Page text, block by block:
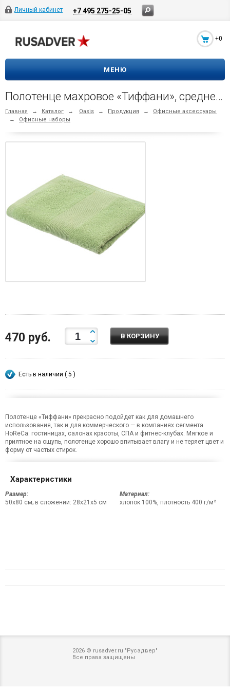
Личный кабинет +7 495 275-25-05
+0
МЕНЮ
Полотенце махровое «Тиффани», среднее, зеленое, (фисташковый)
Главная → Каталог → Oasis → Продукция →
Офисные аксессуары
→
Офисные наборы
470 руб. В КОРЗИНУ
Есть в наличии ( 5 )
Полотенце «Тиффани» прекрасно подойдет как для домашнего
использования, так и для коммерческого — в компаниях сегмента
HoReCa: гостиницах, салонах красоты, СПА и фитнес-клубах. Мягкое и
приятное на ощупь, полотенце хорошо впитывает влагу и не теряет цвет и
форму от частых стирок.
Характеристики
Размер:
50х80 см; в сложении: 28x21x5 см
Материал:
хлопок 100%, плотность 400 г/м²
2026 © rusadver.ru "Русэдвер"
Все права защищены